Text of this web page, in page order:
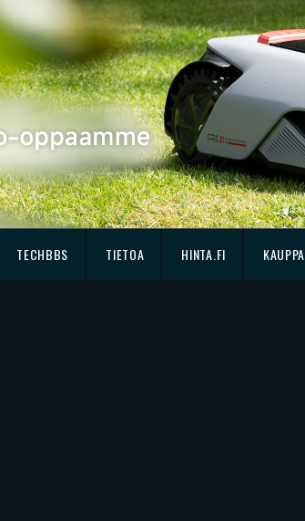
TECHBBS TIETOA HINTA.FI KAUPPA